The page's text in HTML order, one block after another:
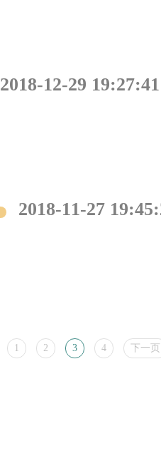
2018-12-29 19:27:41
2018-11-27
1 2 3 4 下一页